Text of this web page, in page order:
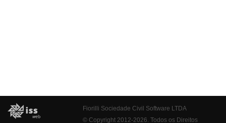
Fiorilli Sociedade Civil Software LTDA
© Copyright 2012-2026. Todos os Direitos